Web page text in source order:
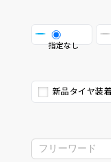
指定なし
新品タイヤ装